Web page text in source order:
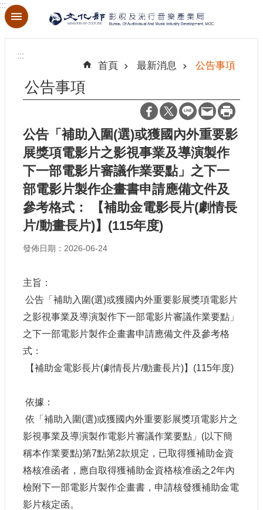
跳到主要內容區塊
進
搜
:::
首頁 最新消息 公告事項
公告事項
公告「補助入圍(選)或獲國內外重要影
展獎項電影片之影視事業及導演製作
下一部電影片審議作業要點」之下一
部電影片製作企畫書申請應備文件及
參考格式： 【補助金電影長片(劇情長
片/動畫長片)】(115年度)
發佈日期：2026-06-24
主旨：
公告「補助入圍 (選)或獲國內外重要影展獎項電影片
之影視事業及導演製作下一部電影片審議作業要點」
之下一部電影片製作企畫書申請應備文件及參考格
式：
【補助金電影長片(劇情長片/動畫長片)】 (115年度)
依據：
依「補助入圍 (選)或獲國內外重要影展獎項電影片之
影視事業及導演製作電影片審議作業要點」 (以下簡
稱本作業要點)第7點第2款規定，已取得獲補助金資
格核准函者，應自取得獲補助金資格核准函之2年內
檢附下一部電影片製作企畫書，申請核發獲補助金電
影片核定函。